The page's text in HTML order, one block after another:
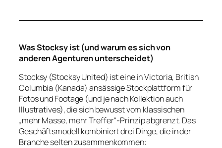
Was Stocksy ist (und warum es sich von
anderen Agenturen unterscheidet)
Stocksy (Stocksy United) ist eine in Victoria, British
Columbia (Kanada) ansässige Stockplattform für
Fotos und Footage (und je nach Kollektion auch
Illustratives), die sich bewusst vom klassischen
„mehr Masse, mehr Treffer“-Prinzip abgrenzt. Das
Geschäftsmodell kombiniert drei Dinge, die in der
Branche selten zusammenkommen: